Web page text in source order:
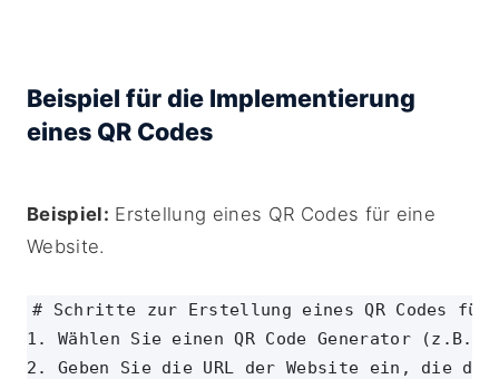
Beispiel für die Implementierung
eines QR Codes
Beispiel: Erstellung eines QR Codes für eine
Website.
# Schritte zur Erstellung eines QR Codes für
1. Wählen Sie einen QR Code Generator (z.B.
2. Geben Sie die URL der Website ein, die